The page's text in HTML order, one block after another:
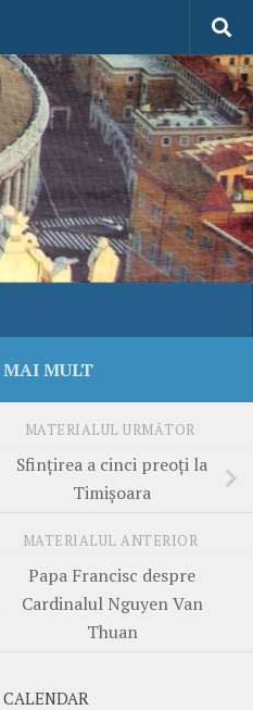
MAI MULT
MATERIALUL URMĂTOR
Sfinţirea a cinci preoţi la
Timişoara
MATERIALUL ANTERIOR
Papa Francisc despre
Cardinalul Nguyen Van
Thuan
CALENDAR